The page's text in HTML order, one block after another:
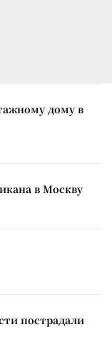
дому в
в Москву
пострадали